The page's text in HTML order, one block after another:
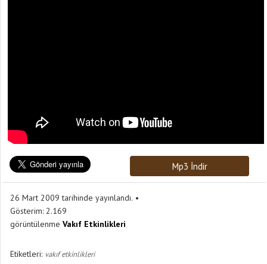
Mp3 İndir
26 Mart 2009 tarihinde yayınlandı.
Gösterim: 2.169
görüntülenme Vakıf Etkinlikleri
Etiketleri: vakıf etkinlikleri